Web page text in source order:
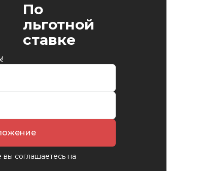
По
льготной
ставке
соглашаетесь на